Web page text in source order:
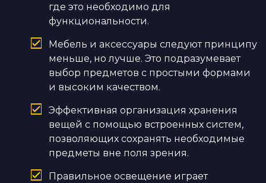
где это необходимо для
функциональности.
Мебель и аксессуары следуют принципу
меньше, но лучше. Это подразумевает
выбор предметов с простыми формами
и высоким качеством.
Эффективная организация хранения
вещей с помощью встроенных систем,
позволяющих сохранять необходимые
предметы вне поля зрения.
Правильное освещение играет